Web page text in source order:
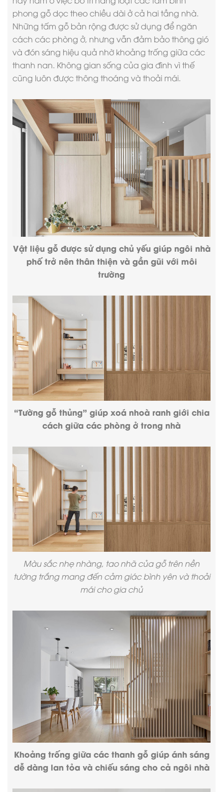
phong gỗ dọc theo chiều dài ở cả hai tầng nhà.
Những tấm gỗ bản rộng được sử dụng để ngăn
cách các phòng ở, nhưng vẫn đảm bảo thông gió
và đón sáng hiệu quả nhờ khoảng trống giữa các
thanh nan. Không gian sống của gia đình vì thế
cũng luôn được thông thoáng và thoải mái.
Vật liệu gỗ được sử dụng chủ yếu giúp ngôi nhà
phố trở nên thân thiện và gần gũi với môi
trường
“Tường gỗ thủng” giúp xoá nhoà ranh giới chia
cách giữa các phòng ở trong nhà
Màu sắc nhẹ nhàng, tao nhã của gỗ trên nền
tường trắng mang đến cảm giác bình yên và thoải
mái cho gia chủ
Khoảng trống giữa các thanh gỗ giúp ánh sáng
dễ dàng lan tỏa và chiếu sáng cho cả ngôi nhà